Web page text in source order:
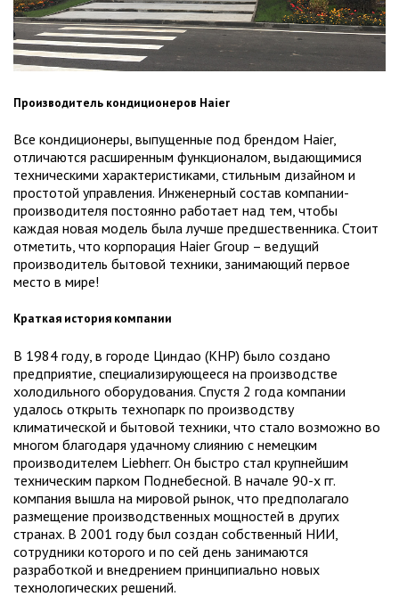
Производитель кондиционеров Haier
Все кондиционеры, выпущенные под брендом Haier,
отличаются расширенным функционалом, выдающимися
техническими характеристиками, стильным дизайном и
простотой управления. Инженерный состав компании-
производителя постоянно работает над тем, чтобы
каждая новая модель была лучше предшественника. Стоит
отметить, что корпорация Haier Group – ведущий
производитель бытовой техники, занимающий первое
место в мире!
Краткая история компании
В 1984 году, в городе Циндао (КНР) было создано
предприятие, специализирующееся на производстве
холодильного оборудования. Спустя 2 года компании
удалось открыть технопарк по производству
климатической и бытовой техники, что стало возможно во
многом благодаря удачному слиянию с немецким
производителем Liebherr. Он быстро стал крупнейшим
техническим парком Поднебесной. В начале 90-х гг.
компания вышла на мировой рынок, что предполагало
размещение производственных мощностей в других
странах. В 2001 году был создан собственный НИИ,
сотрудники которого и по сей день занимаются
разработкой и внедрением принципиально новых
технологических решений.